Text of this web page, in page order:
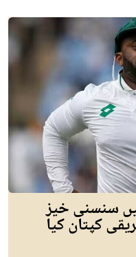
سنسنی خیز
کپتان کیا